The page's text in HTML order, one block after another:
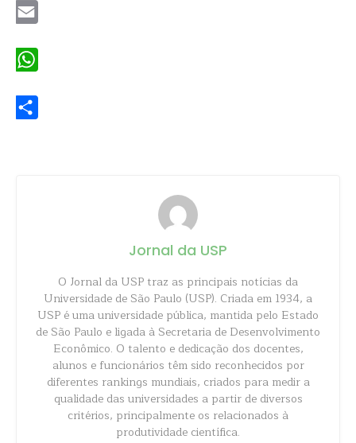
Jornal da USP
O Jornal da USP traz as principais notícias da
Universidade de São Paulo (USP). Criada em 1934, a
USP é uma universidade pública, mantida pelo Estado
de São Paulo e ligada à Secretaria de Desenvolvimento
Econômico. O talento e dedicação dos docentes,
alunos e funcionários têm sido reconhecidos por
diferentes rankings mundiais, criados para medir a
qualidade das universidades a partir de diversos
critérios, principalmente os relacionados à
produtividade científica.